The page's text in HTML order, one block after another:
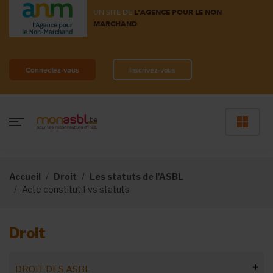
UN SITE DE L'AGENCE POUR LE NON
MARCHAND
Connectez-vous Inscrivez-vous
Accueil Droit
Les statuts de l'ASBL
Acte constitutif vs statuts
Droit
DROIT DES ASBL